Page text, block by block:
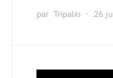
par Tripalio 26